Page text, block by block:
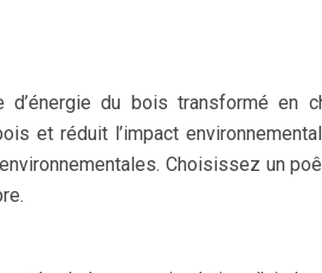
du bois transformé en
et réduit l’impact
Choisissez un